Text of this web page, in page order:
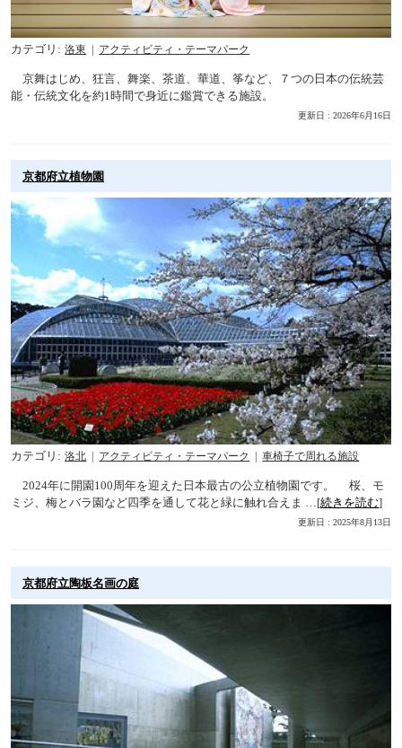
カテゴリ 洛東 アクティビティ・テーマパーク
京舞はじめ、狂言、舞楽、茶道、華道、筝など、７つの日本の伝統芸
能・伝統文化を約1時間で身近に鑑賞できる施設。
更新日 : 2026年6月16日
京都府立植物園
カテゴリ 洛北 アクティビティ・テーマパーク 車椅子で周れる施設
2024年に開園100周年を迎えた日本最古の公立植物園です。 桜、モ
ミジ、梅とバラ園など四季を通して花と緑に触れ合えま …[続きを読む]
更新日 : 2025年8月13日
京都府立陶板名画の庭